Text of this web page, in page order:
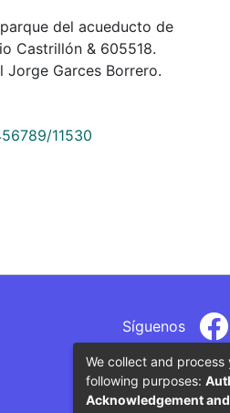
del acueducto de
Castrillón & 605518.
Jorge Garces Borrero.
11530
Síguenos
We collect and
following purposes:
Acknowledgement